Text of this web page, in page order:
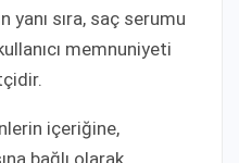
yanı sıra, saç serumu
memnuniyeti
içeriğine,
bağlı olarak